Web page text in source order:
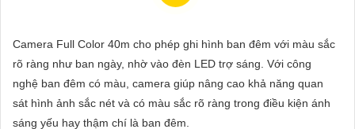
VẤN
DỊCH
VỤ
nghiệm giám sát an ninh chất lượng cao. Với khả năng quay 360
bắt mọi chi tiết một cách dễ dàng. Đặc điểm chất lượng hơn tính
Camera Full Color 40m cho phép ghi hình ban đêm với màu sắc
rõ ràng như ban ngày, nhờ vào đèn LED trợ sáng. Với công
nghệ ban đêm có màu, camera giúp nâng cao khả năng quan
sát hình ảnh sắc nét và có màu sắc rõ ràng trong điều kiện ánh
sáng yếu hay thậm chí là ban đêm.